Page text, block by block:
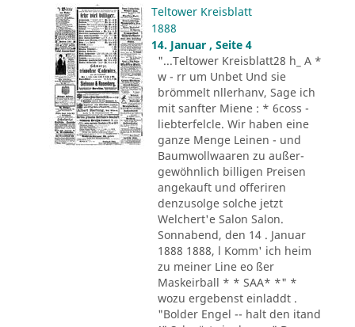
Teltower Kreisblatt
1888
14. Januar , Seite 4
"...Teltower Kreisblatt28 h_ A *
w - rr um Unbet Und sie
brömmelt nllerhanv, Sage ich
mit sanfter Miene : * 6coss -
liebterfelcle. Wir haben eine
ganze Menge Leinen - und
Baumwollwaaren zu außer-
gewöhnlich billigen Preisen
angekauft und offeriren
denzusolge solche jetzt
Welchert'e Salon Salon.
Sonnabend, den 14 . Januar
1888 1888, l Komm' ich heim
zu meiner Line eo ßer
Maskeirball * * SAA* *" *
wozu ergebenst einladdt .
"Bolder Engel -- halt den itand